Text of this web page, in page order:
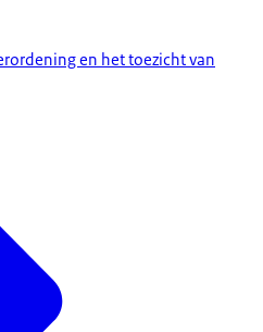
en het toezicht van